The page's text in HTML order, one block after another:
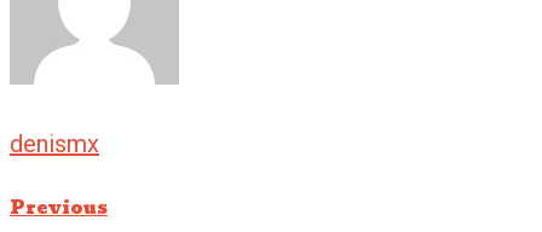
denismx
Navigacija
Previous
Previous